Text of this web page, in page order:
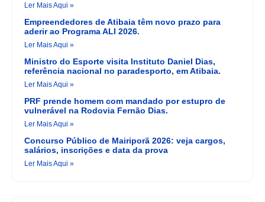
Ler Mais Aqui »
Empreendedores de Atibaia têm novo prazo para
aderir ao Programa ALI 2026.
Ler Mais Aqui »
Ministro do Esporte visita Instituto Daniel Dias,
referência nacional no paradesporto, em Atibaia.
Ler Mais Aqui »
PRF prende homem com mandado por estupro de
vulnerável na Rodovia Fernão Dias.
Ler Mais Aqui »
Concurso Público de Mairiporã 2026: veja cargos,
salários, inscrições e data da prova
Ler Mais Aqui »